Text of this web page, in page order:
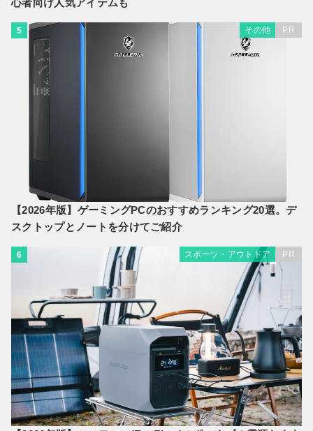
5 その他 PR
【2026年版】ゲーミングPCのおすすめランキング20選。デ
スクトップとノートを分けてご紹介
6 スポーツ・アウトドア PR